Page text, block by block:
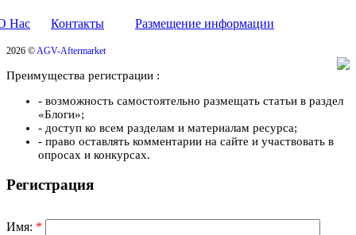
Нас Контакты Размещение информации
2026 © AGV-Aftermarket
Преимущества регистрации :
- возможность самостоятельно размещать статьи в раздел
«Блоги»;
- доступ ко всем разделам и материалам ресурса;
- право оставлять комментарии на сайте и участвовать в
опросах и конкурсах.
Регистрация
Имя: *